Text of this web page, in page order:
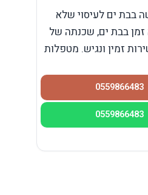
בבת ים לעיסוי שלא
בבת ים, שכנתה של
זמין ונגיש. מטפלות
0559866483
0559866483